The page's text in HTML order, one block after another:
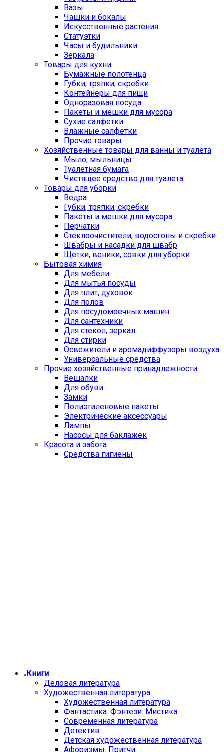
Вазы
Чашки и бокалы
Искусственные растения
Статуэтки
Часы и будильники
Зеркала
Товары для кухни
Бумажные полотенца
Губки, тряпки, скребки
Контейнеры для пищи
Одноразовая посуда
Пакеты и мешки для мусора
Сухие салфетки
Влажные салфетки
Прочие товары
Хозяйственные товары для ванны и туалета
Мыло, мыльницы
Туалетная бумага
Чистящее средство для туалета
Товары для уборки
Ведра
Губки, тряпки, скребки
Пакеты и мешки для мусора
Перчатки
Стеклоочистители, водосгоны и скребки
Швабры и насадки для швабр
Щетки, веники, совки для уборки
Бытовая химия
Для мебели
Для мытья посуды
Для плит, духовок
Для полов
Для посудомоечных машин
Для сантехники
Для стекол, зеркал
Для стирки
Освежители и аромадиффузоры воздуха
Универсальные средства
Прочие хозяйственные принадлежности
Вешалки
Для обуви
Замки
Полиэтиленовые пакеты
Электрические аксессуары
Лампы
Насосы для баклажек
Красота и забота
Средства гигиены
Книги
Деловая литература
Художественная литература
Художественная литература
Фантастика. Фэнтези. Мистика
Современная литература
Детектив
Детская художественная литература
Афоризмы. Притчи